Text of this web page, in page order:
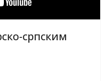
српским